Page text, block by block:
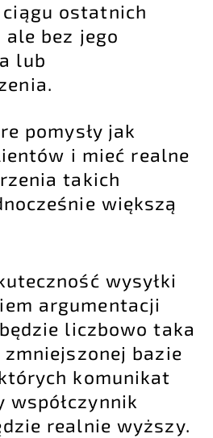
ostatnich
ale bez jego
lub
pomysły jak
i mieć realne
takich
większą
wysyłki
argumentacji
liczbowo taka
bazie
komunikat
współczynnik
realnie wyższy.